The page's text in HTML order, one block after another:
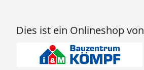
Dies ist ein Onlineshop von